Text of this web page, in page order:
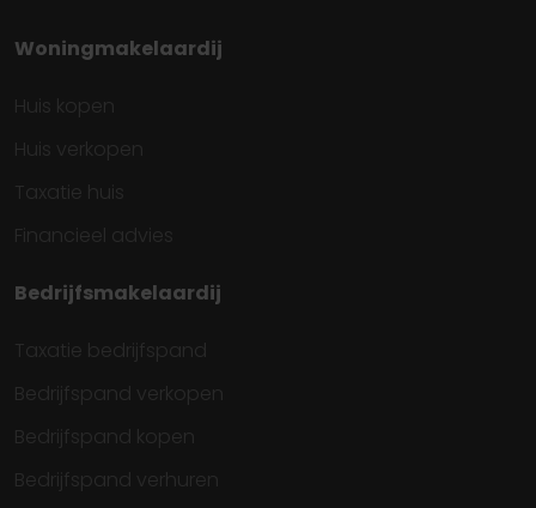
Woningmakelaardij
Huis kopen
Huis verkopen
Taxatie huis
Financieel advies
Bedrijfsmakelaardij
Taxatie bedrijfspand
Bedrijfspand verkopen
Bedrijfspand kopen
Bedrijfspand verhuren